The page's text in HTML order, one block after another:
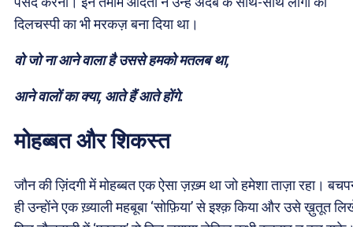
दिलचस्पी का भी मरकज़ बना दिया था।
वो जो ना आने वाला है उससे हमको मतलब था,
आने वालों का क्या, आते हैं आते होंगे.
मोहब्बत और शिकस्त
जौन की ज़िंदगी में मोहब्बत एक ऐसा ज़ख़्म था जो हमेशा ताज़ा रहा।
ही उन्होंने एक ख़्याली महबूबा ‘सोफ़िया’ से इश्क़ किया और उसे ख़ुतूत